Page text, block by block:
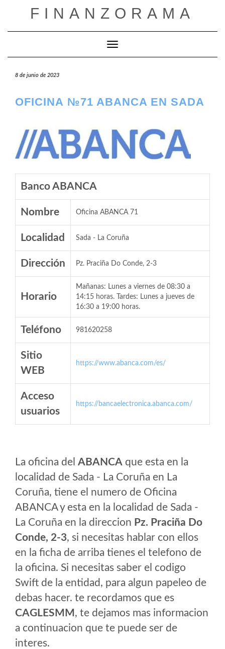
FINANZORAMA
Cambiar modo de navegación
8 de junio de 2023
OFICINA №71 ABANCA EN SADA
Banco ABANCA
Nombre Oficina ABANCA 71
Localidad Sada - La Coruña
Dirección Pz. Praciña Do Conde, 2-3
Horario
Mañanas: Lunes a viernes de 08:30 a
14:15 horas. Tardes: Lunes a jueves de
16:30 a 19:00 horas.
Teléfono 981620258
Sitio
WEB
https://www.abanca.com/es/
Acceso
usuarios
https://bancaelectronica.abanca.com/
La oficina del ABANCA que esta en la
localidad de Sada - La Coruña en La
Coruña, tiene el numero de Oficina
ABANCA y esta en la localidad de Sada -
La Coruña en la direccion Pz. Praciña Do
Conde, 2-3, si necesitas hablar con ellos
en la ficha de arriba tienes el telefono de
la oficina. Si necesitas saber el codigo
Swift de la entidad, para algun papeleo de
debas hacer. te recordamos que es
CAGLESMM , te dejamos mas informacion
a continuacion que te puede ser de
interes.